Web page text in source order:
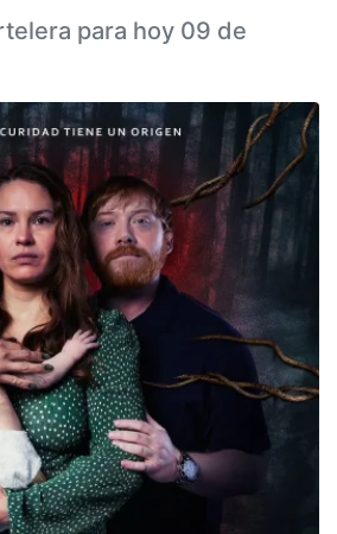
para hoy 09 de